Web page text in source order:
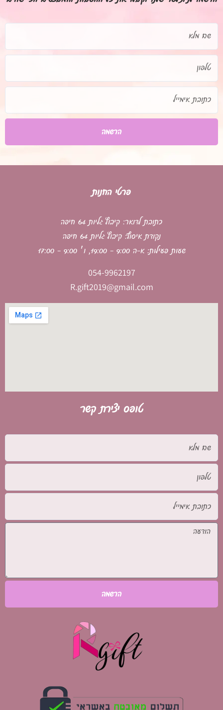
מלא
אימייל
הרשמה
פרטי החנות
כתובת לדואר: קיבוץ גליות 64 חיפה
נקודת איסוף: קיבוץ גליות 64 חיפה
שעות פעילות: א-ה 9:00 - 19:00, ו׳ 9:00 - 17:00
054-9962197
R.gift2019@gmail.com
טופס יצירת קשר
מלא
אימייל
הודעה
הרשמה